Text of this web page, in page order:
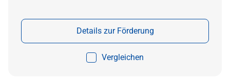
Vergleichen
Details zur Förderung